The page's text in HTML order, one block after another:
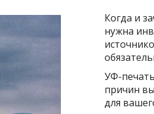
Когда и
нужна
УФ-
причин
для